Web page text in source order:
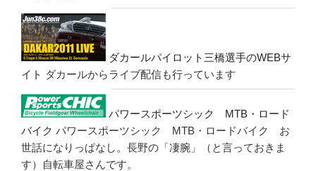
ダカールパイロット三橋選手のWEBサ
イト ダカールからライブ配信も行っています
パワースポーツシック MTB・ロード
バイク パワースポーツシック MTB・ロードバイク お
世話になりっぱなし。長野の「凄腕」（と言っておきま
す）自転車屋さんです。